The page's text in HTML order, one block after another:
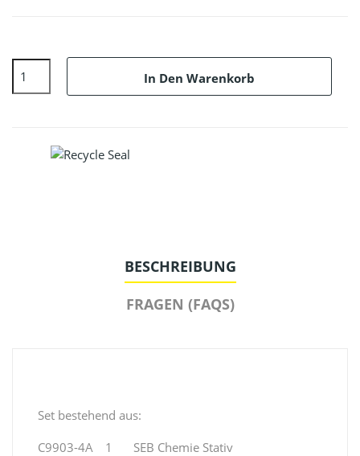
In Den Warenkorb
BESCHREIBUNG
FRAGEN (FAQS)
Set bestehend aus:
C9903-4A
1
SEB Chemie Stativ